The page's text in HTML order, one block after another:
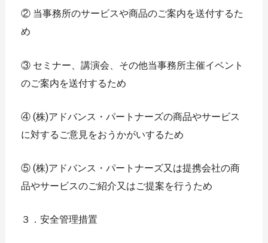
② 当事務所のサービスや商品のご案内を送付するた
め
③ セミナー、講演会、その他当事務所主催イベント
のご案内を送付するため
④ (株)アドバンス・パートナーズの商品やサービス
に対するご意見をおうかがいするため
⑤ (株)アドバンス・パートナーズ又は提携会社の商
品やサービスのご紹介又はご提案を行うため
３．安全管理措置